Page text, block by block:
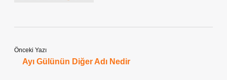
Önceki Yazı
Ayı Gülünün Diğer Adı Nedir